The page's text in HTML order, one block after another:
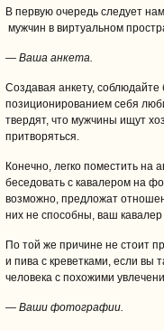
В первую очередь следует
мужчин в виртуальном
— Ваша анкета.
Создавая анкету,
позиционированием себя
твердят, что мужчины ищут
притворяться.
Конечно, легко поместить на
беседовать с кавалером на
возможно, предложат
них не способны, ваш
По той же причине не стоит
и пива с креветками, если вы
человека с похожими
— Ваши фотографии.